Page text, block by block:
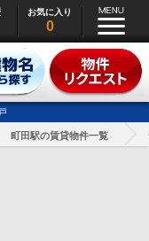
お気に入り
0
戸
町田駅の賃貸物件一覧